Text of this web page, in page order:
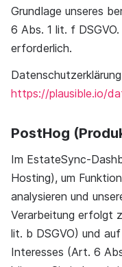
Grundlage unseres
6 Abs. 1 lit. f
erforderlich.
https://plausible.io/
PostHog
Im EstateSync-
Hosting), um
analysieren und
Verarbeitung erfolgt
lit. b DSGVO) und
Interesses (Art. 6